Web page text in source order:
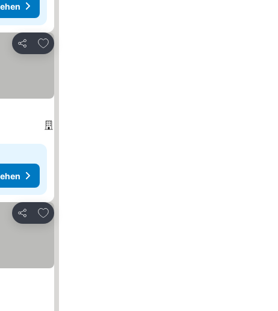
Teilen
Zu Favoriten hinzufügen
Teilen
Zu Favoriten hinzufügen